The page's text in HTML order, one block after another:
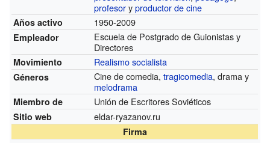
profesoryproductor de cine
Años activo 1950-2009
Empleador
Escuela de Postgrado de Guionistas y
Directores
Movimiento Realismo socialista
Géneros Cine de comedia,tragicomedia, drama y
melodrama
Miembro de Unión de Escritores Soviéticos
Sitio web eldar-ryazanov.ru
Firma